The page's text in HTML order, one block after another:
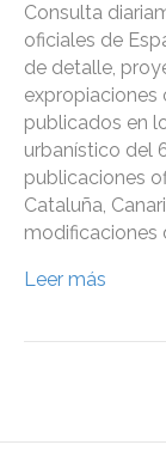
Consulta
oficiales de
de detalle,
expropiaciones
publicados en
urbanístico del
publicaciones
Cataluña,
modificaciones
Leer más